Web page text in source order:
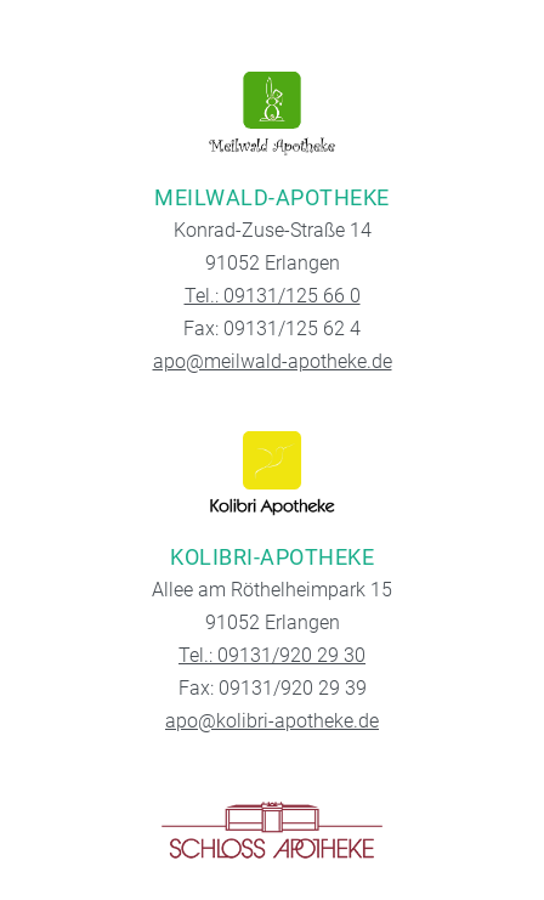
MEILWALD-APOTHEKE
Konrad-Zuse-Straße 14
91052 Erlangen
Tel.: 09131/125 66 0
Fax: 09131/125 62 4
apo@meilwald-apotheke.de
KOLIBRI-APOTHEKE
Allee am Röthelheimpark 15
91052 Erlangen
Tel.: 09131/920 29 30
Fax: 09131/920 29 39
apo@kolibri-apotheke.de